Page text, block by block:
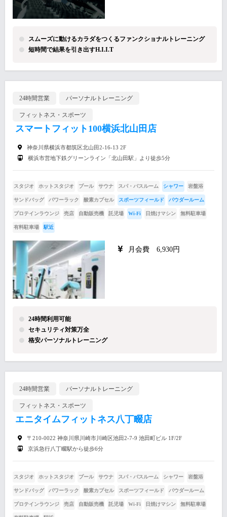
スムーズに動けるカラダをつくるファンクショナルトレーニング
短時間で結果を引き出すH.I.I.T
24時間営業 パーソナルトレーニング
フィットネス・スポーツ
スマートフィット100横浜北山田店
神奈川県横浜市都筑区北山田2-16-13 2F
横浜市営地下鉄グリーンライン「北山田駅」より徒歩5分
スタジオ ホットスタジオ プール サウナ スパ・バスルーム シャワー 岩盤浴
サンドバッグ パワーラック 酸素カプセル スポーツフィールド パウダールーム
プロテインラウンジ 売店 自動販売機 託児場 Wi-Fi 日焼けマシン 無料駐車場
有料駐車場 駅近
月会費 6,930円
24時間利用可能
セキュリティ対策万全
格安パーソナルトレーニング
24時間営業 パーソナルトレーニング
フィットネス・スポーツ
エニタイムフィットネス八丁畷店
〒210-0022 神奈川県川崎市川崎区池田2-7-9 池田町ビル 1F/2F
京浜急行八丁畷駅から徒歩6分
スタジオ ホットスタジオ プール サウナ スパ・バスルーム シャワー 岩盤浴
サンドバッグ パワーラック 酸素カプセル スポーツフィールド パウダールーム
プロテインラウンジ 売店 自動販売機 託児場 Wi-Fi 日焼けマシン 無料駐車場